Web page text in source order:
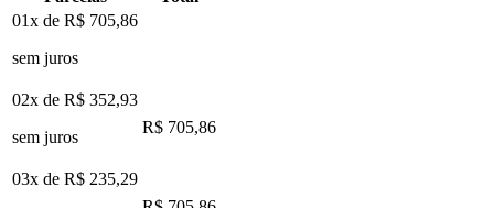
01x de R$ 705,86
sem juros
02x de R$ 352,93
sem juros
R$ 705,86
03x de R$ 235,29